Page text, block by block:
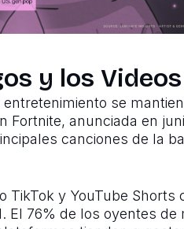
y los
se
anunciada en
canciones de la
y YouTube Shorts
76% de los oyentes de